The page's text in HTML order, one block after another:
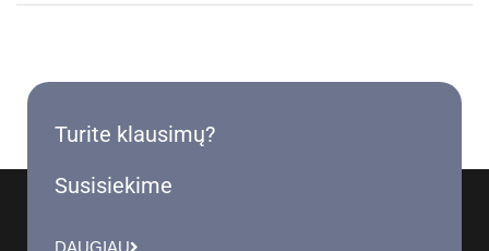
Turite klausimų?
Susisiekime
DAUGIAU